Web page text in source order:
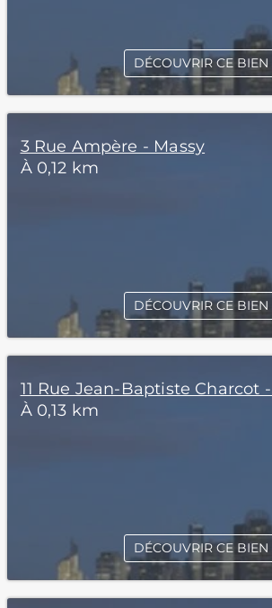
DÉCOUVRIR CE BIEN
3 Rue Ampère - Massy
À 0,12 km
DÉCOUVRIR CE BIEN
11 Rue Jean-Baptiste Charcot
À 0,13 km
DÉCOUVRIR CE BIEN